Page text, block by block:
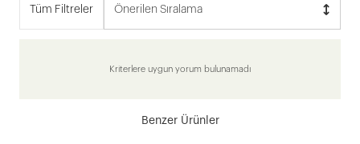
Tüm Filtreler Önerilen Sıralama
Kriterlere uygun yorum bulunamadı
Benzer Ürünler